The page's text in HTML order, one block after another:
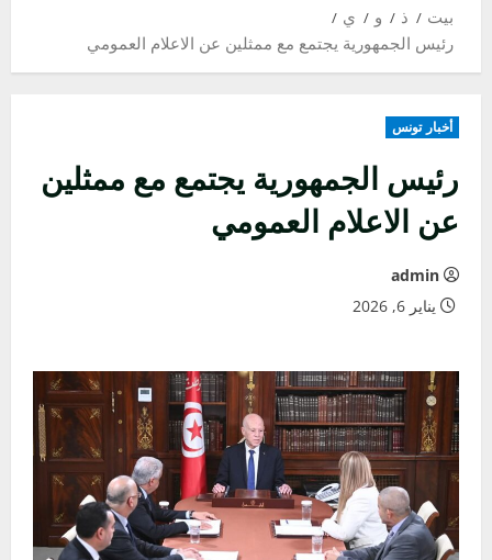
بيت ذ و
ي
رئيس الجمهورية يجتمع مع ممثلين عن الاعلام العمومي
أخبار تونس
رئيس الجمهورية يجتمع مع ممثلين
عن الاعلام العمومي
admin
يناير 6, 2026